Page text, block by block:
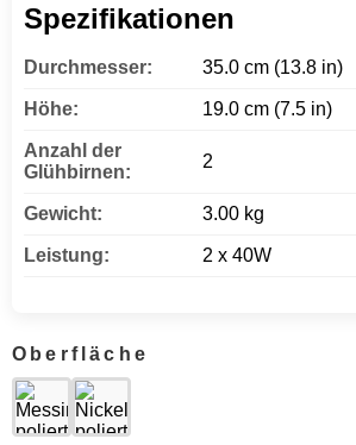
Spezifikationen
Durchmesser: 35.0 cm (13.8 in)
Höhe: 19.0 cm (7.5 in)
Anzahl der
Glühbirnen:
2
Gewicht: 3.00 kg
Leistung: 2 x 40W
Oberfläche